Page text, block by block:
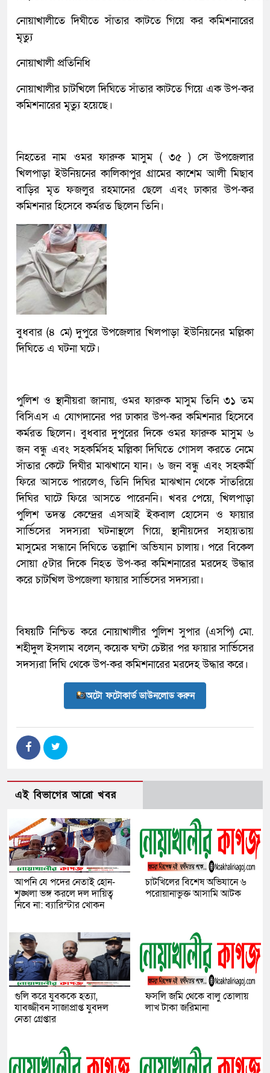
নোয়াখালীতে দিঘীতে সাঁতার কাটতে গিয়ে কর কমিশনারের
মৃত্যু
নোয়াখালী প্রতিনিধি
নোয়াখালীর চাটখিলে দিঘিতে সাঁতার কাটতে গিয়ে এক উপ-কর
কমিশনারের মৃত্যু হয়েছে।
নিহতের নাম ওমর ফারুক মাসুম ( ৩৫ ) সে উপজেলার
খিলপাড়া ইউনিয়নের কালিকাপুর গ্রামের কাশেম আলী মিছাব
বাড়ির মৃত ফজলুর রহমানের ছেলে এবং ঢাকার উপ-কর
কমিশনার হিসেবে কর্মরত ছিলেন তিনি।
বুধবার (৪ মে) দুপুরে উপজেলার খিলপাড়া ইউনিয়নের মল্লিকা
দিঘিতে এ ঘটনা ঘটে।
পুলিশ ও স্থানীয়রা জানায়, ওমর ফারুক মাসুম তিনি ৩১ তম
বিসিএস এ যোগদানের পর ঢাকার উপ-কর কমিশনার হিসেবে
কর্মরত ছিলেন। বুধবার দুপুরের দিকে ওমর ফারুক মাসুম ৬
জন বন্ধু এবং সহকর্মিসহ মল্লিকা দিঘিতে গোসল করতে নেমে
সাঁতার কেটে দিঘীর মাঝখানে যান। ৬ জন বন্ধু এবং সহকর্মী
ফিরে আসতে পারলেও, তিনি দিঘির মাঝখান থেকে সাঁতরিয়ে
দিঘির ঘাটে ফিরে আসতে পারেননি। খবর পেয়ে, খিলপাড়া
পুলিশ তদন্ত কেন্দ্রের এসআই ইকবাল হোসেন ও ফায়ার
সার্ভিসের সদস্যরা ঘটনাস্থলে গিয়ে, স্থানীয়দের সহায়তায়
মাসুমের সন্ধানে দিঘিতে তল্লাশি অভিযান চালায়। পরে বিকেল
সোয়া ৫টার দিকে নিহত উপ-কর কমিশনারের মরদেহ উদ্ধার
করে চাটখিল উপজেলা ফায়ার সার্ভিসের সদস্যরা।
বিষয়টি নিশ্চিত করে নোয়াখালীর পুলিশ সুপার (এসপি) মো.
শহীদুল ইসলাম বলেন, কয়েক ঘন্টা চেষ্টার পর ফায়ার সার্ভিসের
সদস্যরা দিঘি থেকে উপ-কর কমিশনারের মরদেহ উদ্ধার করে।
অটো ফটোকার্ড ডাউনলোড করুন
এই বিভাগের আরো খবর
আপনি যে পদের নেতাই হোন-
শৃঙ্খলা ভঙ্গ করলে দল দায়িত্ব
নিবে না: ব্যারিস্টার খোকন
চাটখিলের বিশেষ অভিযানে ৬
পরোয়ানাভুক্ত আসামি আটক
গুলি করে যুবককে হত্যা,
যাবজ্জীবন সাজাপ্রাপ্ত যুবদল
নেতা গ্রেপ্তার
ফসলি জমি থেকে বালু তোলায়
লাখ টাকা জরিমানা